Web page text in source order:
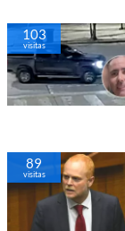
103
visitas
89
visitas